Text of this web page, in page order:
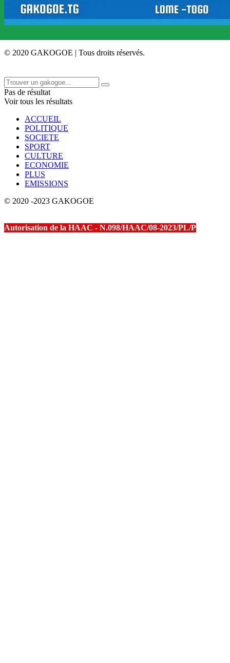
© 2020 GAKOGOE | Tous droits réservés.
Pas de résultat
Voir tous les résultats
ACCUEIL
POLITIQUE
SOCIETE
SPORT
CULTURE
ECONOMIE
PLUS
EMISSIONS
© 2020 -2023 GAKOGOE
Autorisation de la HAAC - N.098/HAAC/08-2023/PL/P